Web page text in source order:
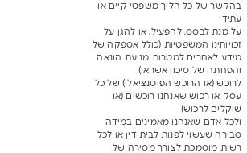
בהקשר של כל הליך משפטי קיים או
עתידי
על מנת לבסס, להפעיל, או להגן על
זכויותינו המשפטיות (כולל אספקה של
מידע לאחרים למטרות מניעת הונאה
והפחתה של סיכון אשראי)
לרוכש (או הרוכש הפוטנציאלי) של כל
עסק או רכוש שאנחנו רוכשים (או
שוקלים לרכוש)
ולכל אדם שאנחנו מאמינים במידה
סבירה שעשוי לפנות לבית דין או לכל
רשות מוסמכת לצורך מסירה של